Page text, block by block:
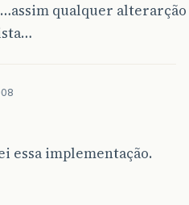
qualquer
essa implementação.